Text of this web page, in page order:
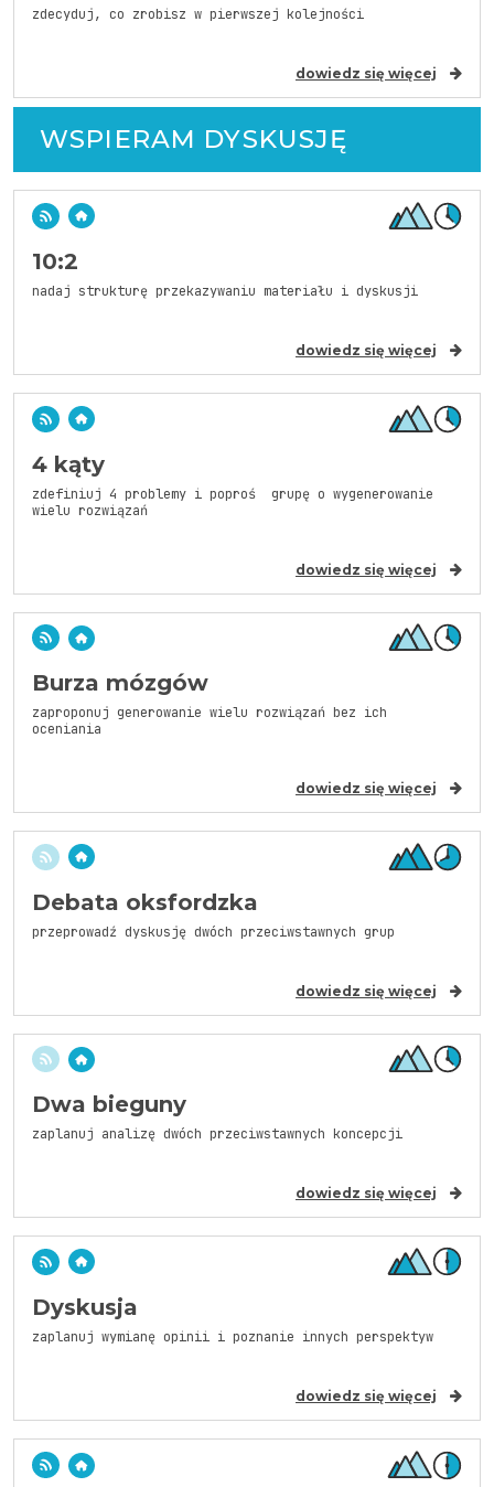
zdecyduj, co zrobisz w pierwszej kolejności
dowiedz się więcej
WSPIERAM DYSKUSJĘ
10:2
nadaj strukturę przekazywaniu materiału i dyskusji
dowiedz się więcej
4 kąty
zdefiniuj 4 problemy i poproś grupę o wygenerowanie
wielu rozwiązań
dowiedz się więcej
Burza mózgów
zaproponuj generowanie wielu rozwiązań bez ich
oceniania
dowiedz się więcej
Debata oksfordzka
przeprowadź dyskusję dwóch przeciwstawnych grup
dowiedz się więcej
Dwa bieguny
zaplanuj analizę dwóch przeciwstawnych koncepcji
dowiedz się więcej
Dyskusja
zaplanuj wymianę opinii i poznanie innych perspektyw
dowiedz się więcej